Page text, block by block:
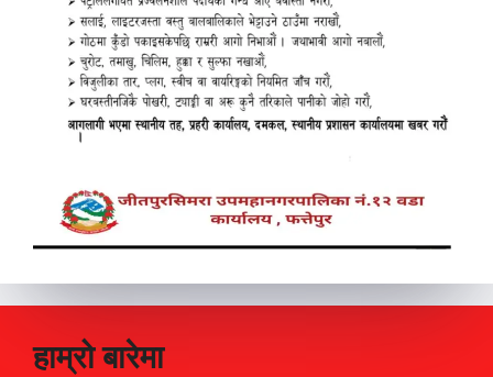
हाम्रो बारेमा